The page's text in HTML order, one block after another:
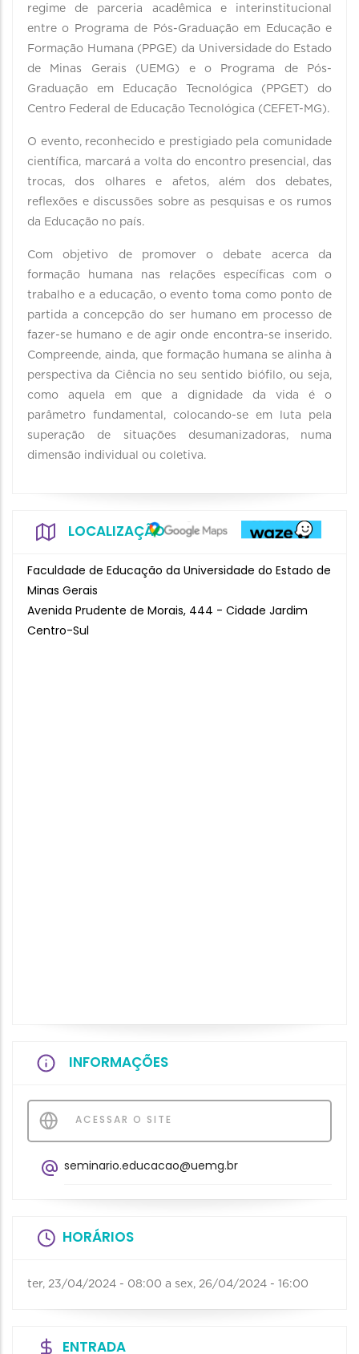
regime de parceria acadêmica e interinstitucional
entre o Programa de Pós-Graduação em Educação e
Formação Humana (PPGE) da Universidade do Estado
de Minas Gerais (UEMG) e o Programa de Pós-
Graduação em Educação Tecnológica (PPGET) do
Centro Federal de Educação Tecnológica (CEFET-MG).
O evento, reconhecido e prestigiado pela comunidade
científica, marcará a volta do encontro presencial, das
trocas, dos olhares e afetos, além dos debates,
reflexões e discussões sobre as pesquisas e os rumos
da Educação no país.
Com objetivo de promover o debate acerca da
formação humana nas relações específicas com o
trabalho e a educação, o evento toma como ponto de
partida a concepção do ser humano em processo de
fazer-se humano e de agir onde encontra-se inserido.
Compreende, ainda, que formação humana se alinha à
perspectiva da Ciência no seu sentido biófilo, ou seja,
como aquela em que a dignidade da vida é o
parâmetro fundamental, colocando-se em luta pela
superação de situações desumanizadoras, numa
dimensão individual ou coletiva.
LOCALIZAÇÃO
Faculdade de Educação da Universidade do Estado de
Minas Gerais
Avenida Prudente de Morais, 444 - Cidade Jardim
Centro-Sul
INFORMAÇÕES
ACESSAR O SITE
seminario.educacao@uemg.br
HORÁRIOS
ter, 23/04/2024 - 08:00 a sex, 26/04/2024 - 16:00
ENTRADA